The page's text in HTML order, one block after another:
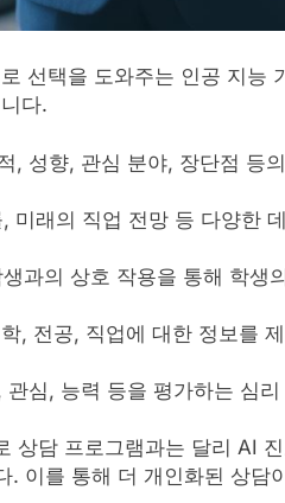
선택을 도와주는 인공 지능
다.
, 성향, 관심 분야, 장단점 등
미래의 직업 전망 등 다양한
과의 상호 작용을 통해 학생
, 전공, 직업에 대한 정보를
심, 능력 등을 평가하는 심
상담 프로그램과는 달리 AI
. 이를 통해 더 개인화된 상담